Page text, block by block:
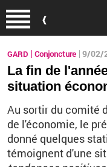
GARD Conjoncture 9/02/
La fin de
situation
Au sortir du comité
de l'économie, le
donné quelques
témoignent d'une